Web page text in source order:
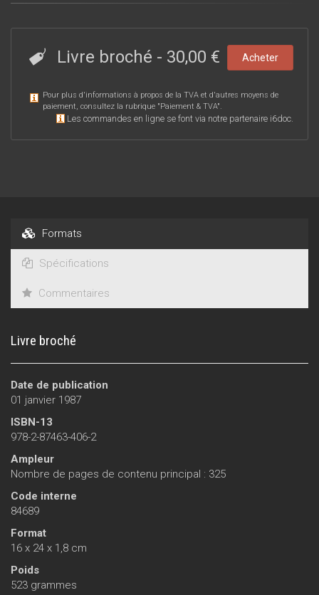
Livre broché - 30,00 € Acheter
Pour plus d'informations à propos de la TVA et d'autres moyens de
paiement, consultez la rubrique "Paiement & TVA".
Les commandes en ligne se font via notre partenaire i6doc.
Formats
Spécifications
Commentaires
Livre broché
Date de publication
01 janvier 1987
ISBN-13
978-2-87463-406-2
Ampleur
Nombre de pages de contenu principal : 325
Code interne
84689
Format
16 x 24 x 1,8 cm
Poids
523 grammes